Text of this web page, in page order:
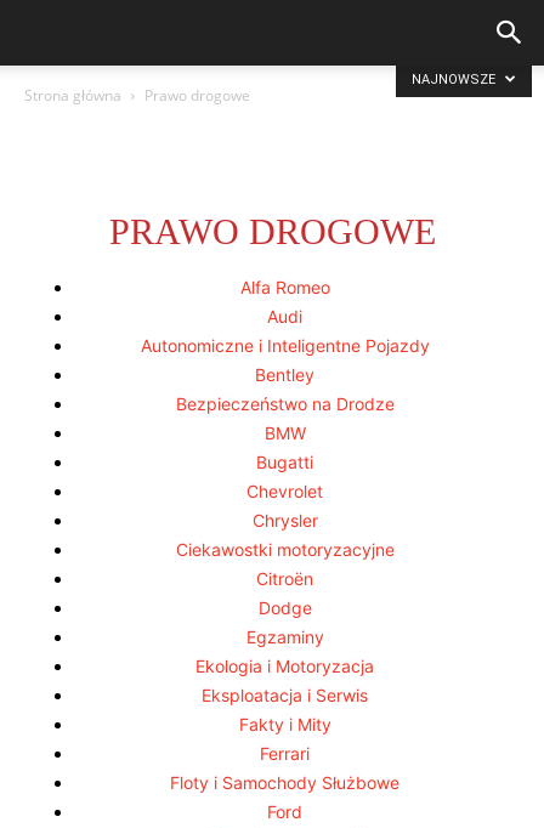
Strona główna Prawo drogowe
PRAWO DROGOWE
Alfa Romeo
Audi
Autonomiczne i Inteligentne Pojazdy
Bentley
Bezpieczeństwo na Drodze
BMW
Bugatti
Chevrolet
Chrysler
Ciekawostki motoryzacyjne
Citroën
Dodge
Egzaminy
Ekologia i Motoryzacja
Eksploatacja i Serwis
Fakty i Mity
Ferrari
Floty i Samochody Służbowe
Ford
NAJNOWSZE